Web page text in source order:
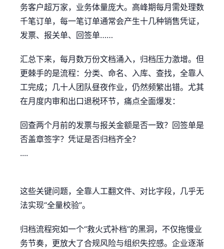
务客户超万家，业务体量庞大。高峰期每月需处理数
千笔订单，每一笔订单通常会产生十几种销售凭证，
发票、报关单、回签单……
汇总下来，每月数万份文档涌入，归档压力激增。但
更棘手的是流程：分类、命名、入库、查找，全靠人
工完成；几十人团队昼夜作业，仍然频繁出错。尤其
在月度内审和出口退税环节，痛点全面爆发：
回查两个月前的发票与报关金额是否一致？回签单是
否盖章签字？凭证是否归档齐全？
....
这些关键问题，全靠人工翻文件、对比字段，几乎无
法实现“全量校验”。
归档流程宛如一个“救火式补档”的黑洞，不仅拖慢业
务节奏，更放大了合规风险与组织失控感。企业逐渐